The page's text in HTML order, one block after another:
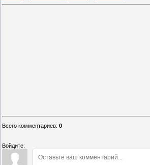
Всего комментариев: 0
Войдите: